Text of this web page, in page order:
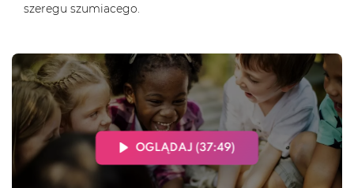
szeregu szumiacego.
OGLĄDAJ (37:49)